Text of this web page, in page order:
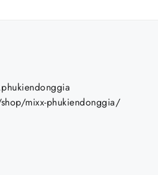
mixx-phukiendonggia/